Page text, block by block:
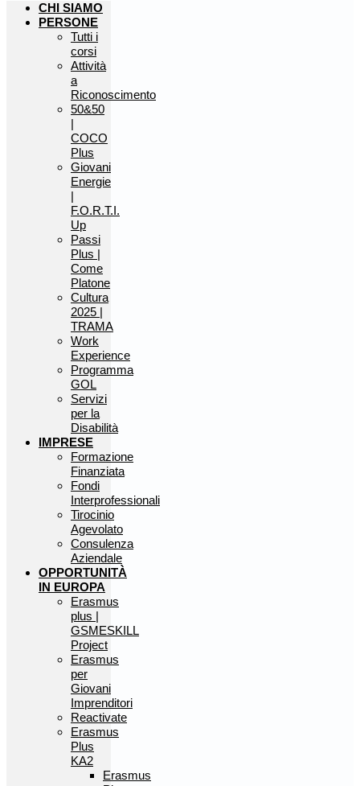
CHI SIAMO
PERSONE
Tutti i
corsi
Attività
a
Riconoscimento
50&50
|
COCO
Plus
Giovani
Energie
|
F.O.R.T.I.
Up
Passi
Plus |
Come
Platone
Cultura
2025 |
TRAMA
Work
Experience
Programma
GOL
Servizi
per la
Disabilità
IMPRESE
Formazione
Finanziata
Fondi
Interprofessionali
Tirocinio
Agevolato
Consulenza
Aziendale
OPPORTUNITÀ
IN EUROPA
Erasmus
plus |
GSMESKILL
Project
Erasmus
per
Giovani
Imprenditori
Reactivate
Erasmus
Plus
KA2
Erasmus